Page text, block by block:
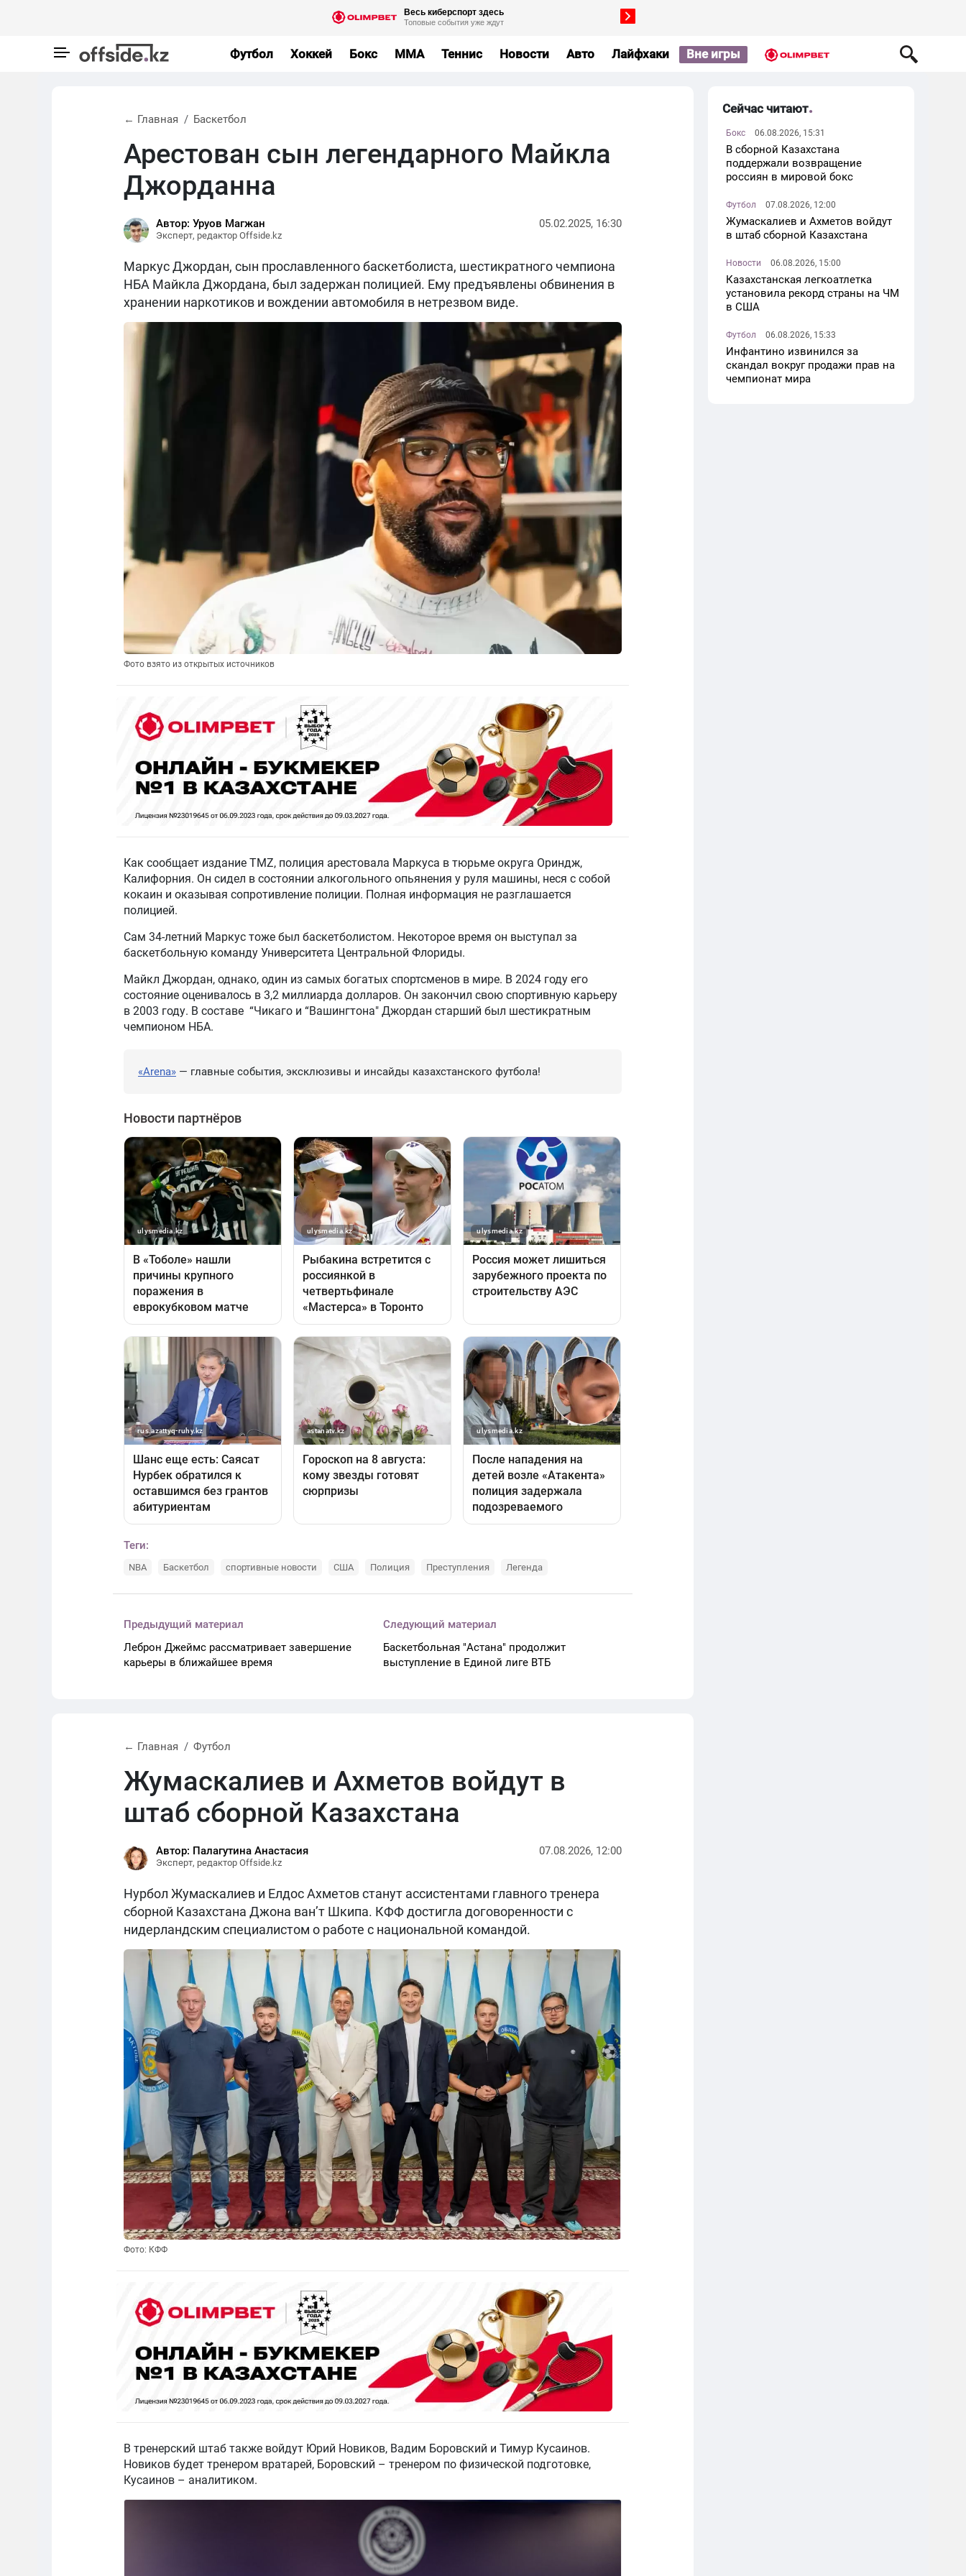
Футбол Хоккей Бокс MMA Теннис Новости Авто Лайфхаки Вне игры
← Главная Баскетбол
Арестован сын легендарного Майкла
Джорданна
Автор: Уруов Магжан
Эксперт, редактор Offside.kz
05.02.2025, 16:30
Маркус Джордан, сын прославленного баскетболиста, шестикратного чемпиона
НБА Майкла Джордана, был задержан полицией. Ему предъявлены обвинения в
хранении наркотиков и вождении автомобиля в нетрезвом виде.
Фото взято из открытых источников
Как сообщает издание TMZ, полиция арестовала Маркуса в тюрьме округа Ориндж,
Калифорния. Он сидел в состоянии алкогольного опьянения у руля машины, неся с собой
кокаин и оказывая сопротивление полиции. Полная информация не разглашается
полицией.
Сам 34-летний Маркус тоже был баскетболистом. Некоторое время он выступал за
баскетбольную команду Университета Центральной Флориды.
Майкл Джордан, однако, один из самых богатых спортсменов в мире. В 2024 году его
состояние оценивалось в 3,2 миллиарда долларов. Он закончил свою спортивную карьеру
в 2003 году. В составе “Чикаго и “Вашингтона" Джордан старший был шестикратным
чемпионом НБА.
«Arena» — главные события, эксклюзивы и инсайды казахстанского футбола!
Теги:
NBA Баскетбол спортивные новости США Полиция Преступления Легенда
Предыдущий материал
Леброн Джеймс рассматривает завершение
карьеры в ближайшее время
Следующий материал
Баскетбольная "Астана" продолжит
выступление в Единой лиге ВТБ
← Главная Футбол
Жумаскалиев и Ахметов войдут в
штаб сборной Казахстана
Автор: Палагутина Анастасия
Эксперт, редактор Offside.kz
07.08.2026, 12:00
Нурбол Жумаскалиев и Елдос Ахметов станут ассистентами главного тренера
сборной Казахстана Джона ван’т Шкипа. КФФ достигла договоренности с
нидерландским специалистом о работе с национальной командой.
Фото: КФФ
В тренерский штаб также войдут Юрий Новиков, Вадим Боровский и Тимур Кусаинов.
Новиков будет тренером вратарей, Боровский – тренером по физической подготовке,
Кусаинов – аналитиком.
Сейчас читают
Бокс 06.08.2026, 15:31
В сборной Казахстана
поддержали возвращение
россиян в мировой бокс
Футбол 07.08.2026, 12:00
Жумаскалиев и Ахметов войдут
в штаб сборной Казахстана
Новости 06.08.2026, 15:00
Казахстанская легкоатлетка
установила рекорд страны на ЧМ
в США
Футбол 06.08.2026, 15:33
Инфантино извинился за
скандал вокруг продажи прав на
чемпионат мира